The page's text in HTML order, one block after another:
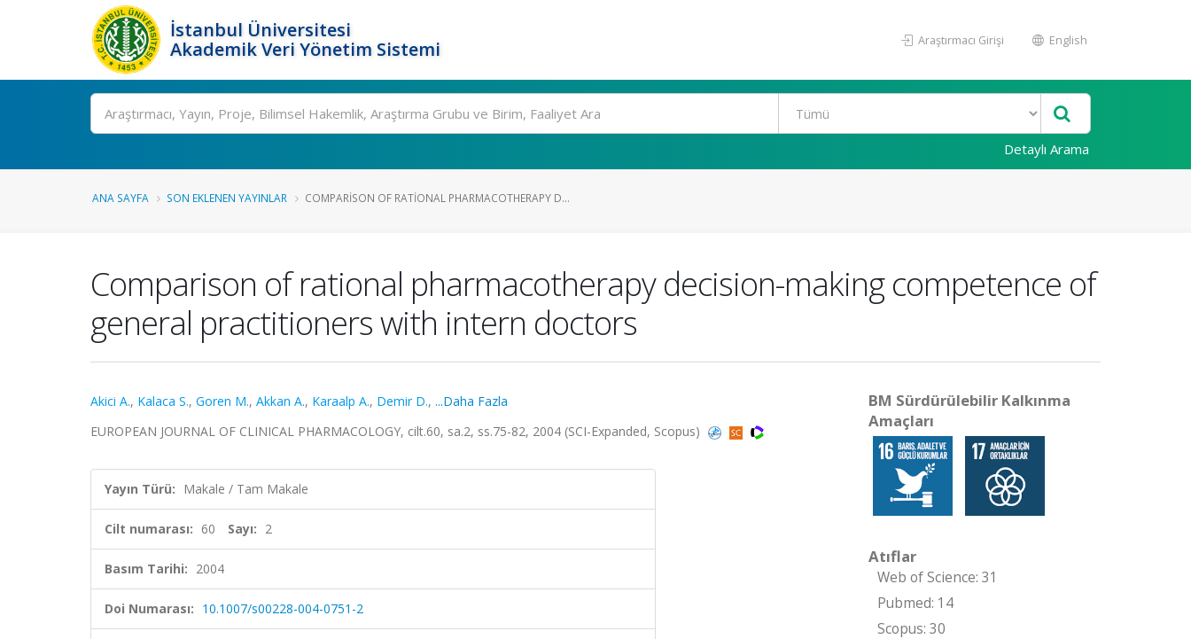
İstanbul Üniversitesi
Akademik Veri Yönetim Sistemi
Araştırmacı Girişi English
Ara
Detaylı Arama
ANA SAYFA SON EKLENEN YAYINLAR COMPARISON OF RATIONAL PHARMACOTHERAPY D...
Comparison of rational pharmacotherapy decision-making competence of
general practitioners with intern doctors
Akici A., Kalaca S., Goren M., Akkan A., Karaalp A., Demir D., ...Daha Fazla
EUROPEAN JOURNAL OF CLINICAL PHARMACOLOGY, cilt.60, sa.2, ss.75-82, 2004 (SCI-Expanded, Scopus)
Yayın Türü: Makale / Tam Makale
Cilt numarası: 60 Sayı: 2
Basım Tarihi: 2004
Doi Numarası: 10.1007/s00228-004-0751-2
BM Sürdürülebilir Kalkınma
Amaçları
Atıflar
Web of Science: 31
Pubmed: 14
Scopus: 30